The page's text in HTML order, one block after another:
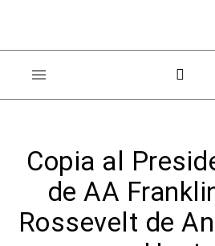
Copia al
de AA
Rossevelt de